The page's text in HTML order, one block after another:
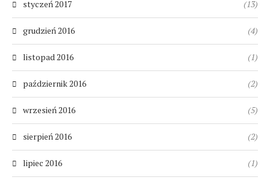
styczeń 2017 (13)
grudzień 2016 (4)
listopad 2016 (1)
październik 2016 (2)
wrzesień 2016 (5)
sierpień 2016 (2)
lipiec 2016 (1)